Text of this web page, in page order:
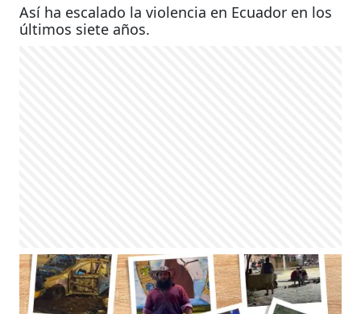
Así ha escalado la violencia en Ecuador en los
últimos siete años.